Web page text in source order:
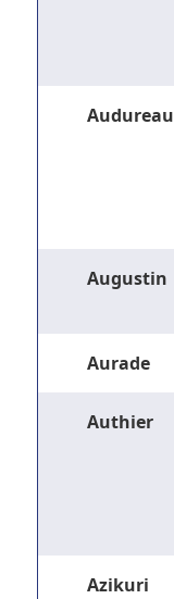
Audureau
Augustin
Aurade
Authier
Azikuri